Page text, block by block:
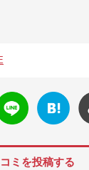
』の誌面に掲載さ
はてな
ブック
マーク
ミを投稿する